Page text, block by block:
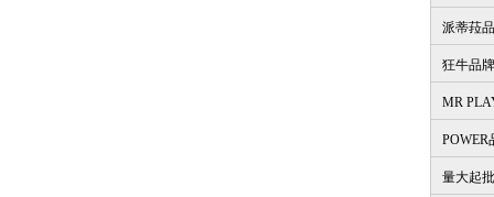
派蒂菈
狂牛品牌
MR
POWER
量大起批